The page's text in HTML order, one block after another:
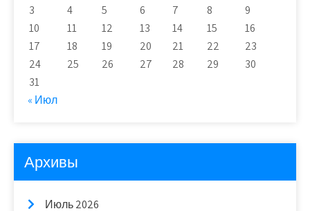
3
4 5 6 7 8
9
10
11 12 13 14 15
16
17
18 19 20 21 22
23
24
25 26 27 28 29
30
31
« Июл
Архивы
Июль 2026